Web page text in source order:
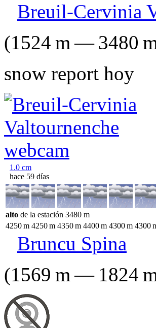
Breuil-Cervinia
(1524 m—3480
snow report hoy
1.0 cm
hace 59 días
alto de la estación 3480 m
4250m 4250m 4350m 4400m 4300m 4300
Bruncu Spina
(1569 m— 1824